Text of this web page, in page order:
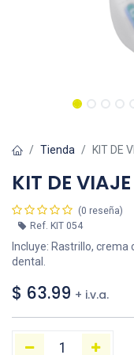
Tienda KIT DE
KIT DE
(0 reseña)
Ref. KIT 054
Incluye: Rastrillo,
dental.
$ 63.99 + i.v.a.